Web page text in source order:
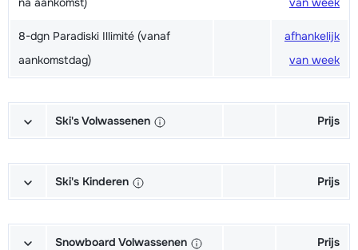
8-dgn Paradiski Illimité (vanaf
aankomstdag)
afhankelijk
van week
Ski's Volwassenen Prijs
Schoenen + Stokken (6/7 dagen)
van week
Stokken (6/7 dagen)
van week
Ski's Kinderen Prijs
Schoenen + Stokken (6/7 dagen)
van week
Snowboard Volwassenen Prijs